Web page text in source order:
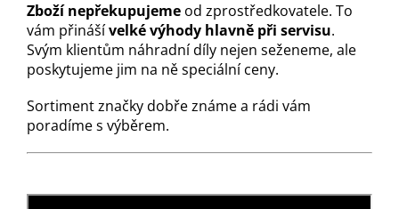
Zboží nepřekupujeme od zprostředkovatele. To
vám přinášívelké výhody hlavně při servisu.
Svým klientům náhradní díly nejen seženeme, ale
poskytujeme jim na ně speciální ceny.
Sortiment značky dobře známe a rádi vám
poradíme s výběrem.